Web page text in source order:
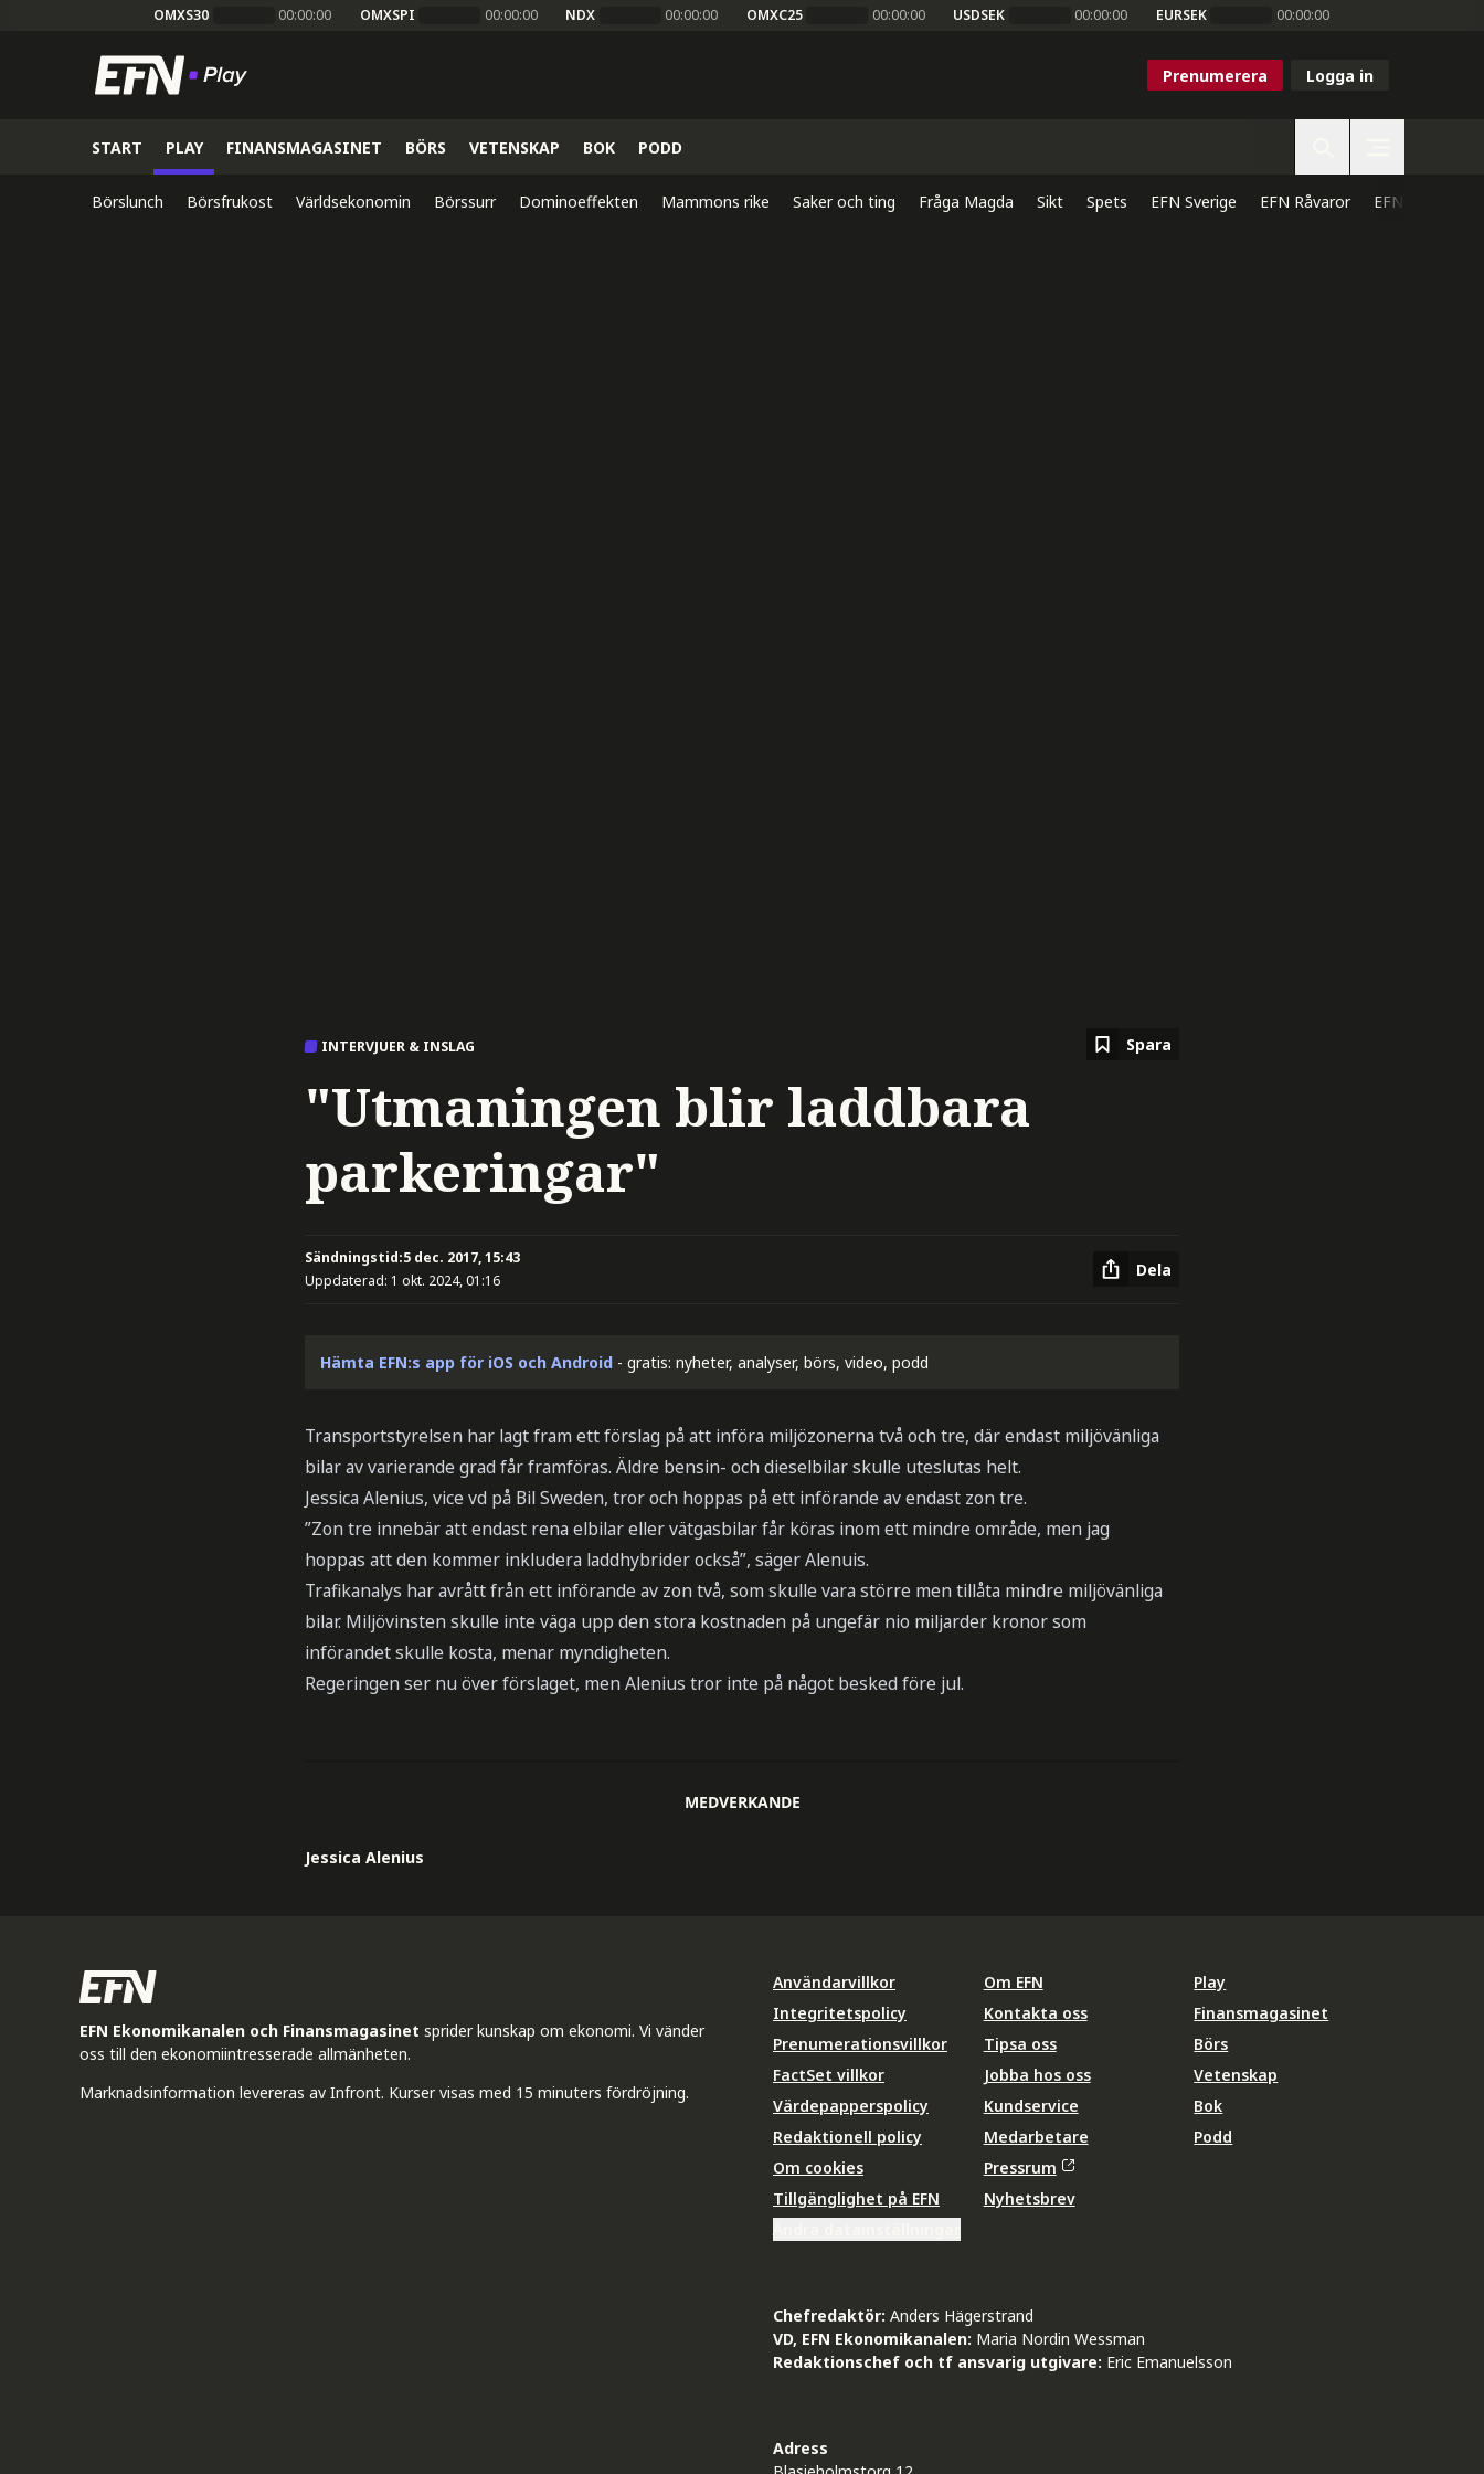
OMXS30 00:00:00 OMXSPI 00:00:00 NDX 00:00:00 OMXC25 00:00:00 USDSEK 00:00:00 EURSEK 00:00:00
Prenumerera Logga in
START PLAY FINANSMAGASINET BÖRS VETENSKAP BOK PODD
Börslunch Börsfrukost Världsekonomin Börssurr Dominoeffekten Mammons rike Saker och ting Fråga Magda Sikt Spets EFN Sverige EFN Råvaror EFN Direkt
INTERVJUER & INSLAG Spara
"Utmaningen blir laddbara
parkeringar"
Sändningstid:5 dec. 2017, 15:43
Uppdaterad: 1 okt. 2024, 01:16
Dela
Hämta EFN:s app för iOS och Android - gratis: nyheter, analyser, börs, video, podd
Transportstyrelsen har lagt fram ett förslag på att införa miljözonerna två och tre, där endast miljövänliga
bilar av varierande grad får framföras. Äldre bensin- och dieselbilar skulle uteslutas helt.
Jessica Alenius, vice vd på Bil Sweden, tror och hoppas på ett införande av endast zon tre.
”Zon tre innebär att endast rena elbilar eller vätgasbilar får köras inom ett mindre område, men jag
hoppas att den kommer inkludera laddhybrider också”, säger Alenuis.
Trafikanalys har avrått från ett införande av zon två, som skulle vara större men tillåta mindre miljövänliga
bilar. Miljövinsten skulle inte väga upp den stora kostnaden på ungefär nio miljarder kronor som
införandet skulle kosta, menar myndigheten.
Regeringen ser nu över förslaget, men Alenius tror inte på något besked före jul.
MEDVERKANDE
Jessica Alenius
EFN Ekonomikanalen och Finansmagasinet sprider kunskap om ekonomi. Vi vänder
oss till den ekonomiintresserade allmänheten.
Marknadsinformation levereras av Infront. Kurser visas med 15 minuters fördröjning.
Användarvillkor
Integritetspolicy
Prenumerationsvillkor
FactSet villkor
Värdepapperspolicy
Redaktionell policy
Om cookies
Tillgänglighet på EFN
Om EFN
Kontakta oss
Tipsa oss
Jobba hos oss
Kundservice
Medarbetare
Pressrum
Nyhetsbrev
Play
Finansmagasinet
Börs
Vetenskap
Bok
Podd
Chefredaktör: Anders Hägerstrand
VD, EFN Ekonomikanalen: Maria Nordin Wessman
Redaktionschef och tf ansvarig utgivare: Eric Emanuelsson
Adress